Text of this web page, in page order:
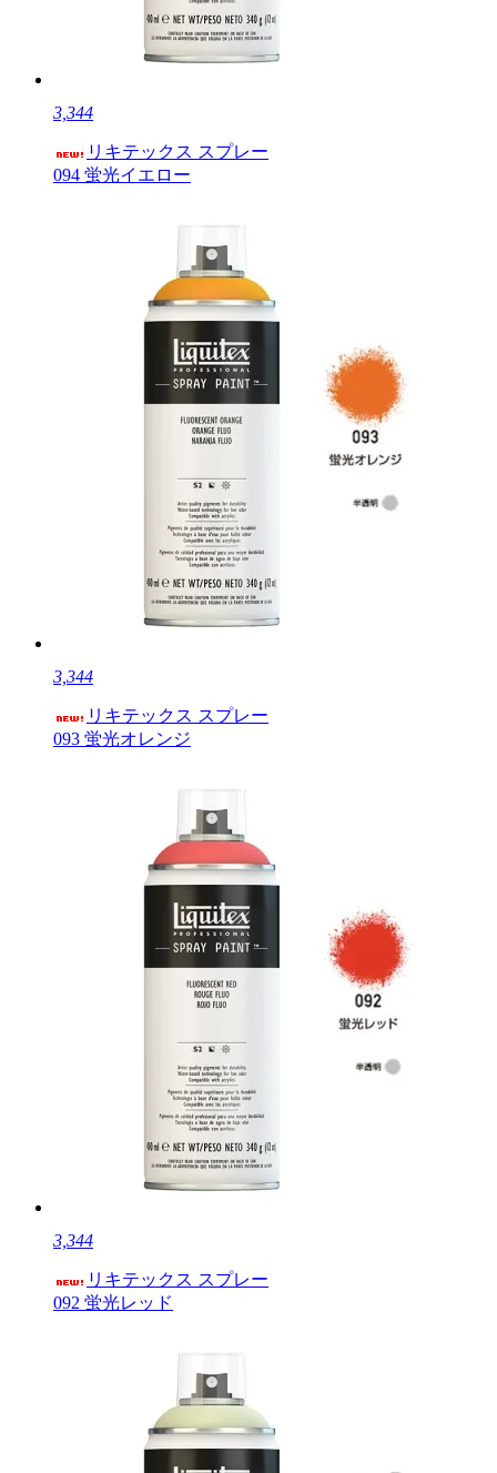
3,344
リキテックス スプレー
094 蛍光イエロー
3,344
リキテックス スプレー
093 蛍光オレンジ
3,344
リキテックス スプレー
092 蛍光レッド